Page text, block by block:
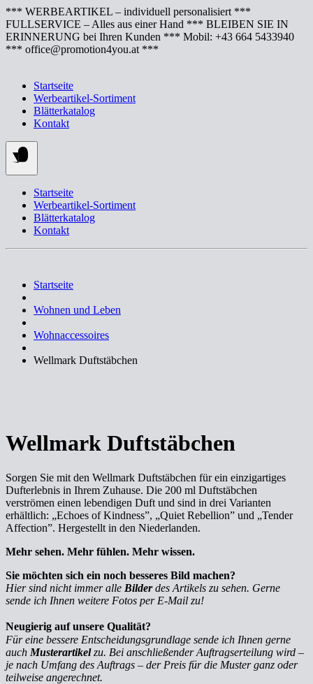
Springe
zum
Inhalt
*** WERBEARTIKEL – individuell personalisiert ***
FULLSERVICE – Alles aus einer Hand *** BLEIBEN SIE IN
ERINNERUNG bei Ihren Kunden *** Mobil: +43 664 5433940
*** office@promotion4you.at ***
Startseite
Werbeartikel-Sortiment
Blätterkatalog
Kontakt
Startseite
Werbeartikel-Sortiment
Blätterkatalog
Kontakt
Startseite
Wohnen und Leben
Wohnaccessoires
Wellmark Duftstäbchen
Wellmark Duftstäbchen
Sorgen Sie mit den Wellmark Duftstäbchen für ein einzigartiges
Dufterlebnis in Ihrem Zuhause. Die 200 ml Duftstäbchen
verströmen einen lebendigen Duft und sind in drei Varianten
erhältlich: „Echoes of Kindness”, „Quiet Rebellion” und „Tender
Affection”. Hergestellt in den Niederlanden.
Mehr sehen. Mehr fühlen. Mehr wissen.
Sie möchten sich ein noch besseres Bild machen?
Hier sind nicht immer alle Bilderdes Artikels zu sehen. Gerne
sende ich Ihnen weitere Fotos per E-Mail zu!
Neugierig auf unsere Qualität?
Für eine bessere Entscheidungsgrundlage sende ich Ihnen gerne
auch Musterartikelzu. Bei anschließender Auftragserteilung wird –
je nach Umfang des Auftrags – der Preis für die Muster ganz oder
teilweise angerechnet.